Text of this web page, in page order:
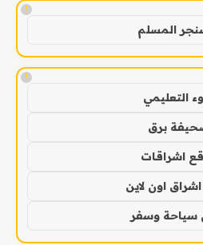
!
المسلم
!
التعليمي
برق
اشراقات
اون لاين
سياحة وسفر